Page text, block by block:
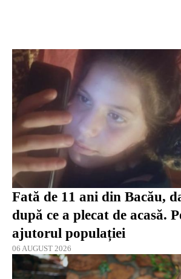
Fată de 11 ani din Bacău,
după ce a plecat de acasă.
ajutorul populației
06 AUGUST 2026